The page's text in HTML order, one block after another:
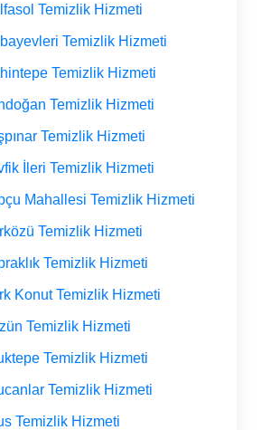
Temizlik Hizmeti
Temizlik Hizmeti
Temizlik Hizmeti
Temizlik Hizmeti
Temizlik Hizmeti
İleri Temizlik Hizmeti
Mahallesi Temizlik Hizmeti
Temizlik Hizmeti
Temizlik Hizmeti
Konut Temizlik Hizmeti
Temizlik Hizmeti
Temizlik Hizmeti
Temizlik Hizmeti
Temizlik Hizmeti